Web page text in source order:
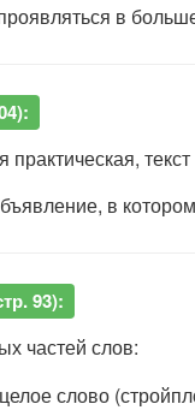
в
в
93):
частей слов:
слово